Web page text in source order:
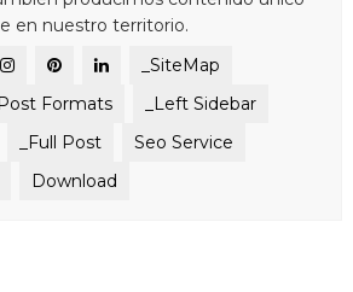
en nuestro territorio.
_SiteMap
Post Formats
_Left Sidebar
_Full Post
Seo Service
Download